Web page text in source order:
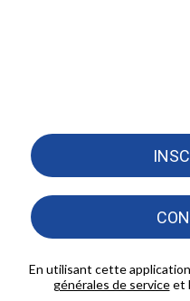
En utilisant cette
générales de serviceet